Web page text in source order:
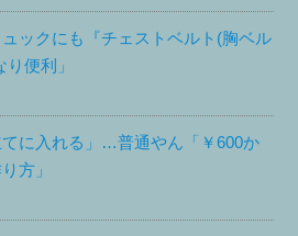
ックにも『チェストベルト(胸ベル
便利」
に入れる」…普通やん「￥600か
方」